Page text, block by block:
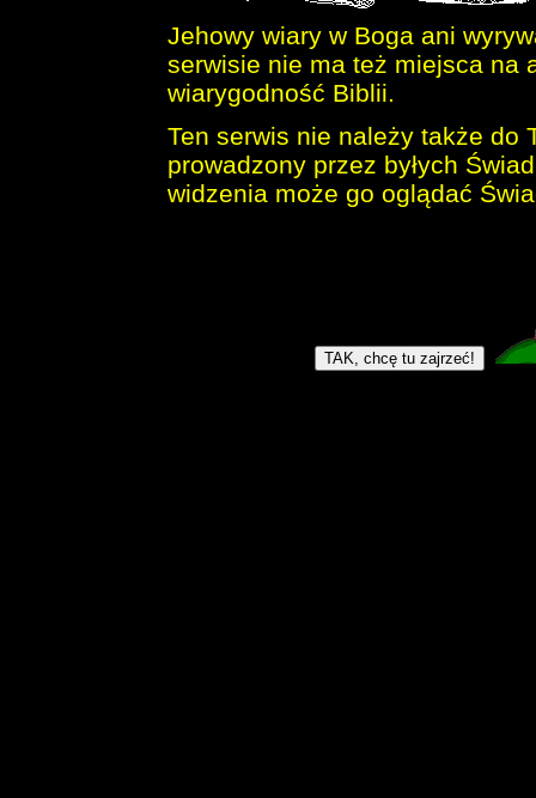
Jehowy wiary w Boga ani
serwisie nie ma też miejsca na
wiarygodność Biblii.
Ten serwis nie należy także do
prowadzony przez byłych
widzenia może go oglądać